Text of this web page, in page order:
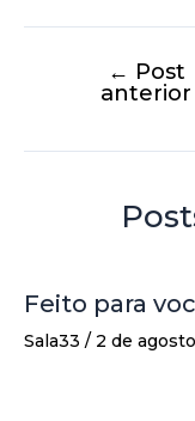
← Post
anterior
Feito para
Sala33 / 2 de